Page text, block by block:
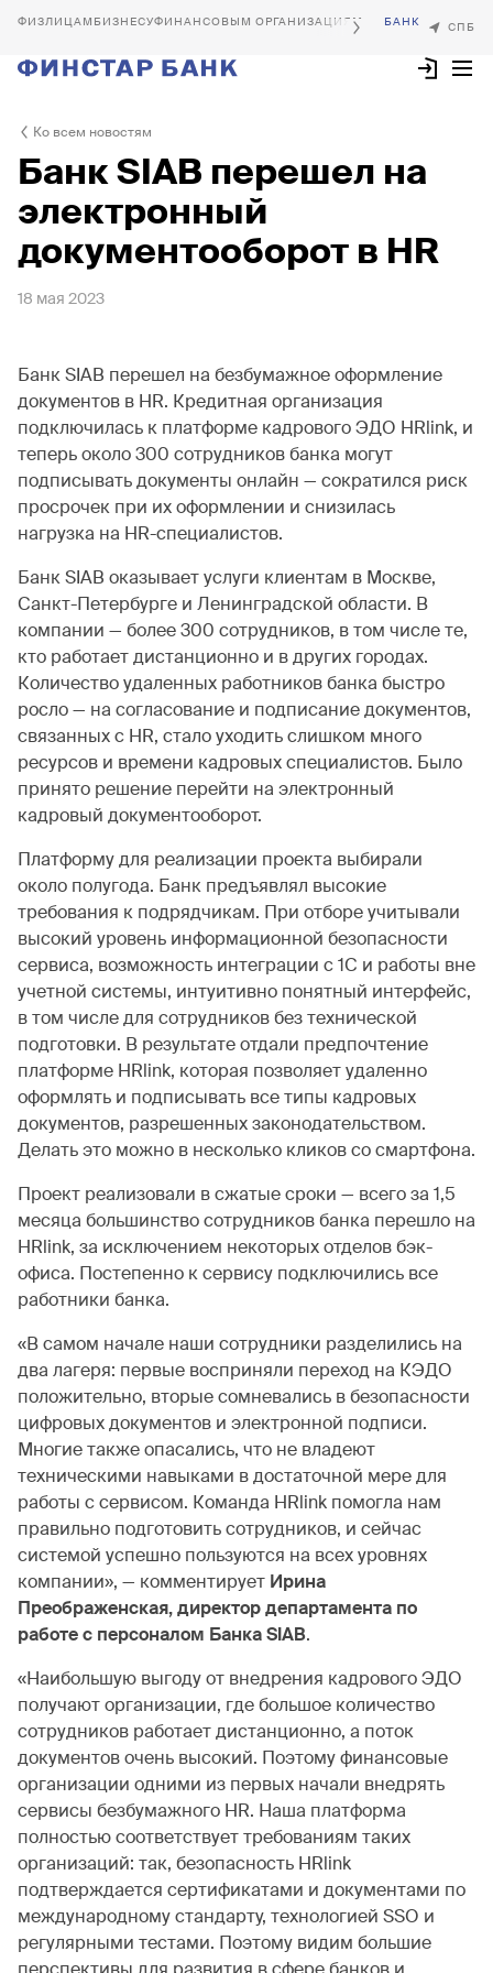
БИЗНЕСУФИНАНСОВЫМ ОРГАНИЗАЦИЯМ
Ко всем новостям
Банк SIAB перешел на
электронный
документооборот в HR
18 мая 2023
Банк SIAB перешел на безбумажное оформление
документов в HR. Кредитная организация
подключилась к платформе кадрового ЭДО HRlink, и
теперь около 300 сотрудников банка могут
подписывать документы онлайн — сократился риск
просрочек при их оформлении и снизилась
нагрузка на HR-специалистов.
Банк SIAB оказывает услуги клиентам в Москве,
Санкт-Петербурге и Ленинградской области. В
компании — более 300 сотрудников, в том числе те,
кто работает дистанционно и в других городах.
Количество удаленных работников банка быстро
росло — на согласование и подписание документов,
связанных с HR, стало уходить слишком много
ресурсов и времени кадровых специалистов. Было
принято решение перейти на электронный
кадровый документооборот.
Платформу для реализации проекта выбирали
около полугода. Банк предъявлял высокие
требования к подрядчикам. При отборе учитывали
высокий уровень информационной безопасности
сервиса, возможность интеграции с 1С и работы вне
учетной системы, интуитивно понятный интерфейс,
в том числе для сотрудников без технической
подготовки. В результате отдали предпочтение
платформе HRlink, которая позволяет удаленно
оформлять и подписывать все типы кадровых
документов, разрешенных законодательством.
Делать это можно в несколько кликов со смартфона.
Проект реализовали в сжатые сроки — всего за 1,5
месяца большинство сотрудников банка перешло на
HRlink, за исключением некоторых отделов бэк-
офиса. Постепенно к сервису подключились все
работники банка.
«В самом начале наши сотрудники разделились на
два лагеря: первые восприняли переход на КЭДО
положительно, вторые сомневались в безопасности
цифровых документов и электронной подписи.
Многие также опасались, что не владеют
техническими навыками в достаточной мере для
работы с сервисом. Команда HRlink помогла нам
правильно подготовить сотрудников, и сейчас
системой успешно пользуются на всех уровнях
компании», — комментирует Ирина
Преображенская, директор департамента по
работе с персоналом Банка SIAB.
«Наибольшую выгоду от внедрения кадрового ЭДО
получают организации, где большое количество
сотрудников работает дистанционно, а поток
документов очень высокий. Поэтому финансовые
организации одними из первых начали внедрять
сервисы безбумажного HR. Наша платформа
полностью соответствует требованиям таких
организаций: так, безопасность HRlink
подтверждается сертификатами и документами по
международному стандарту, технологией SSO и
регулярными тестами. Поэтому видим большие